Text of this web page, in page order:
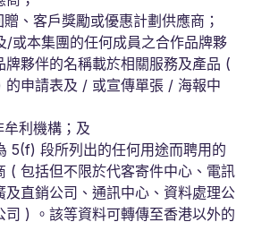
、客戶獎勵或優惠計劃供應商；
本集團的任何成員之合作品牌夥
牌夥伴的名稱載於相關服務及產品 (
的申請表及 / 或宣傳單張 / 海報中
利機構；及
段所列出的任何用途而聘用的
( 包括但不限於代客寄件中心、電訊
及直銷公司、通訊中心、資料處理公
司 ) 。該等資料可轉傳至香港以外的